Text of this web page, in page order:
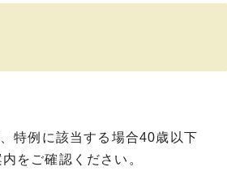
特例に該当する場合40歳以下
をご確認ください。